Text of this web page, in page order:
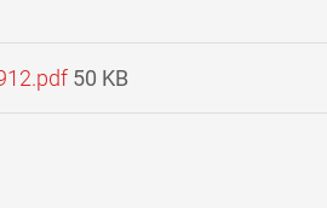
50 KB